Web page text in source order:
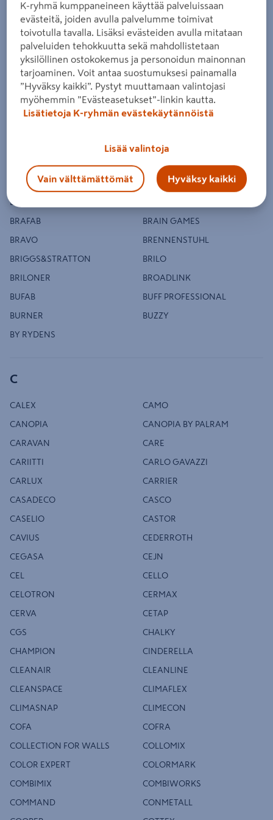
BOBI BOHRCRAFT
BOLSIUS BONA
BORACOL BOROSAN EASYUP 2017
BORÅS SENSE OF SILENCE BORÅS SHADES OF CHALK
BORÅSTAPETER
BORÅSTAPETER COTTAGE
BORÅSTAPETER FLOWERY BORÅSTAPETER NEWBIE
BOSCH BOSCH BLUE
BOSCH EXPERT BOSCH GREEN
BOSCH PRO
BRAFAB BRAIN GAMES
BRAVO BRENNENSTUHL
BRIGGS&STRATTON BRILO
BRILONER BROADLINK
BUFAB BUFF PROFESSIONAL
BURNER BUZZY
BY RYDENS
C
CALEX CAMO
CANOPIA CANOPIA BY PALRAM
CARAVAN CARE
CARIITTI CARLO GAVAZZI
CARLUX CARRIER
CASADECO CASCO
CASELIO CASTOR
CAVIUS CEDERROTH
CEGASA CEJN
CEL CELLO
CELOTRON CERMAX
CERVA CETAP
CGS CHALKY
CHAMPION CINDERELLA
CLEANAIR CLEANLINE
CLEANSPACE CLIMAFLEX
CLIMASNAP CLIMECON
COFA COFRA
COLLECTION FOR WALLS COLLOMIX
COLOR EXPERT COLORMARK
COMBIMIX COMBIWORKS
COMMAND CONMETALL
K-ryhmä kumppaneineen käyttää palveluissaan
evästeitä, joiden avulla palvelumme toimivat
toivotulla tavalla. Lisäksi evästeiden avulla mitataan
palveluiden tehokkuutta sekä mahdollistetaan
yksilöllinen ostokokemus ja personoidun mainonnan
tarjoaminen. Voit antaa suostumuksesi painamalla
”Hyväksy kaikki”. Pystyt muuttamaan valintojasi
myöhemmin ”Evästeasetukset”-linkin kautta.
Lisätietoja K-ryhmän evästekäytännöistä
Lisää valintoja
Vain välttämättömät Hyväksy kaikki